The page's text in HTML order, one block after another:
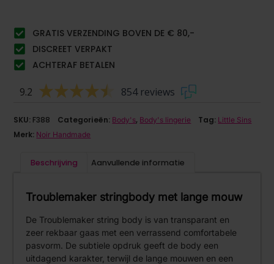
GRATIS VERZENDING BOVEN DE € 80,-
DISCREET VERPAKT
ACHTERAF BETALEN
9.2 854 reviews
SKU: F388 Categorieën: Body's, Body's lingerie Tag: Little Sins
Merk: Noir Handmade
Beschrijving Aanvullende informatie
Troublemaker stringbody met lange mouw
De Troublemaker string body is van transparant en
zeer rekbaar gaas met een verrassend comfortabele
pasvorm. De subtiele opdruk geeft de body een
uitdagend karakter, terwijl de lange mouwen en een